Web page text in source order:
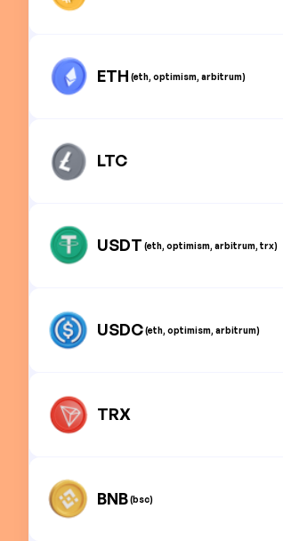
ETH (eth, optimism, arbitrum)
LTC
USDT (eth, optimism, arbitrum, trx)
USDC(eth, optimism, arbitrum)
TRX
BNB(bsc)